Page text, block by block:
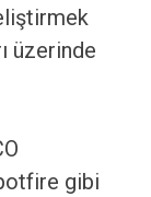
üzerinde
gibi